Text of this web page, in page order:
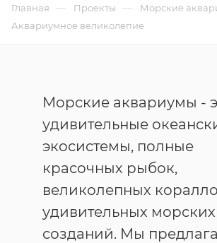
Главная — Проекты — Морские
Аквариумное великолепие
Морские аквариумы -
удивительные
экосистемы, полные
красочных рыбок,
великолепных
удивительных морских
созданий. Мы